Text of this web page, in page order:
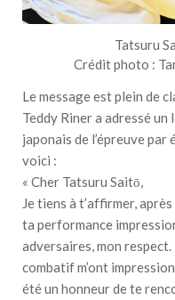
Tatsuru
Crédit photo :
Le message est plein de
Teddy Riner a adressé
japonais de l’épreuve par
voici :
« Cher Tatsuru Saitō,
Je tiens à t’affirmer,
ta performance
adversaires, mon
combatif m’ont
été un honneur de te